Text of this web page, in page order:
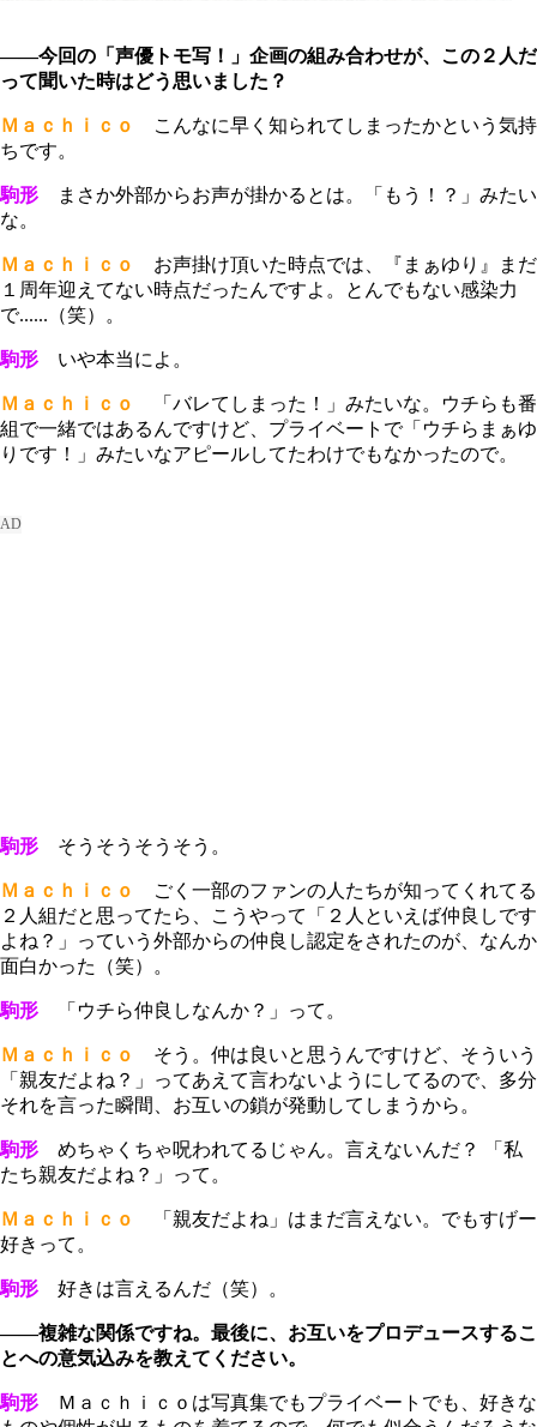
――今回の「声優トモ写！」企画の組み合わせが、この２人だ
って聞いた時はどう思いました？
Ｍａｃｈｉｃｏ
こんなに早く知られてしまったかという気持
ちです。
駒形 まさか外部からお声が掛かるとは。「もう！？」みたい
な。
Ｍａｃｈｉｃｏ
お声掛け頂いた時点では、『まぁゆり』まだ
１周年迎えてない時点だったんですよ。とんでもない感染力
で......（笑）。
駒形 いや本当によ。
Ｍａｃｈｉｃｏ
「バレてしまった！」みたいな。ウチらも番
組で一緒ではあるんですけど、プライベートで「ウチらまぁゆ
りです！」みたいなアピールしてたわけでもなかったので。
駒形 そうそうそうそう。
Ｍａｃｈｉｃｏ
ごく一部のファンの人たちが知ってくれてる
２人組だと思ってたら、こうやって「２人といえば仲良しです
よね？」っていう外部からの仲良し認定をされたのが、なんか
面白かった（笑）。
駒形 「ウチら仲良しなんか？」って。
Ｍａｃｈｉｃｏ
そう。仲は良いと思うんですけど、そういう
「親友だよね？」ってあえて言わないようにしてるので、多分
それを言った瞬間、お互いの鎖が発動してしまうから。
駒形 めちゃくちゃ呪われてるじゃん。言えないんだ？ 「私
たち親友だよね？」って。
Ｍａｃｈｉｃｏ
「親友だよね」はまだ言えない。でもすげー
好きって。
駒形 好きは言えるんだ（笑）。
――複雑な関係ですね。最後に、お互いをプロデュースするこ
とへの意気込みを教えてください。
駒形 Ｍａｃｈｉｃｏは写真集でもプライベートでも、好きな